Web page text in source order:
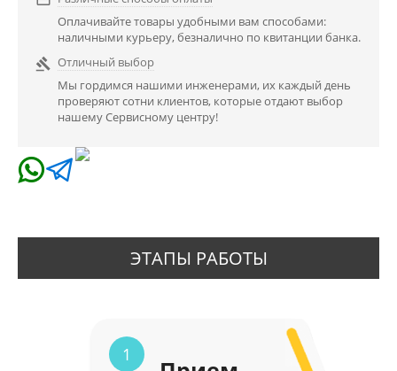
Оплачивайте товары удобными вам способами:
наличными курьеру, безналично по квитанции банка.
 Отличный выбор
Мы гордимся нашими инженерами, их каждый день
проверяют сотни клиентов, которые отдают выбор
нашему Сервисному центру!
ЭТАПЫ РАБОТЫ
1